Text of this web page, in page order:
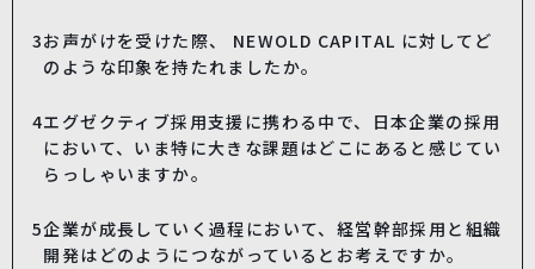
3お声がけを受けた際、 NEWOLD CAPITAL に対してど
のような印象を持たれましたか。
4エグゼクティブ採⽤⽀援に携わる中で、⽇本企業の採⽤
において、いま特に⼤きな課題はどこにあると感じてい
らっしゃいますか。
5企業が成⻑していく過程において、経営幹部採⽤と組織
開発はどのようにつながっているとお考えですか。